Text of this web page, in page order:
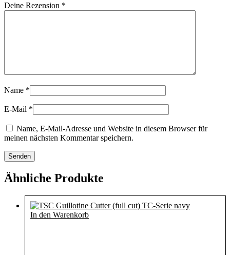
Deine Rezension *
Name *
E-Mail *
Name, E-Mail-Adresse und Website in diesem Browser für
meinen nächsten Kommentar speichern.
Ähnliche Produkte
In den Warenkorb